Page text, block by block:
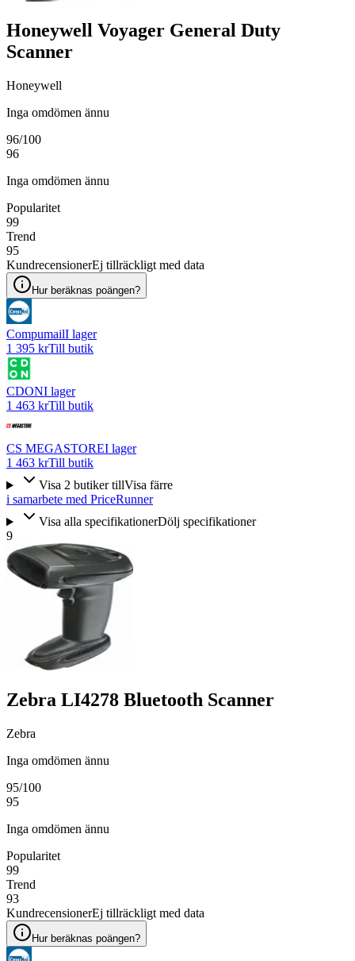
Honeywell Voyager General Duty
Scanner
Honeywell
Inga omdömen ännu
96/100
96
Inga omdömen ännu
Popularitet
99
Trend
95
KundrecensionerEj tillräckligt med data
Hur beräknas poängen?
CompumailI lager
1 395 krTill butik
CDONI lager
1 463 krTill butik
CS MEGASTOREI lager
1 463 krTill butik
Visa 2 butiker tillVisa färre
i samarbete med PriceRunner
Visa alla specifikationerDölj specifikationer
9
Zebra LI4278 Bluetooth Scanner
Zebra
Inga omdömen ännu
95/100
95
Inga omdömen ännu
Popularitet
99
Trend
93
KundrecensionerEj tillräckligt med data
Hur beräknas poängen?